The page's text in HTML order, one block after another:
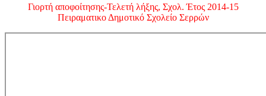
Γιορτή αποφοίτησης-Τελετή λήξης, Σχολ. Έτος 2014-15
Πειραματικο Δημοτικό Σχολείο Σερρών